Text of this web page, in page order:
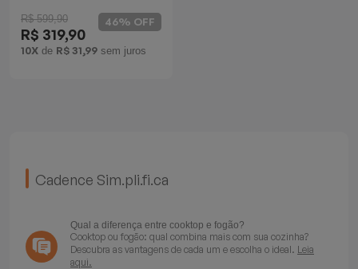
R$ 599,90
R$ 319,90
10X de R$ 31,99 sem juros
46% OFF
Cadence Sim.pli.fi.ca
Qual a diferença entre cooktop e fogão?
Cooktop ou fogão: qual combina mais com sua cozinha?
Descubra as vantagens de cada um e escolha o ideal. Leia
aqui.